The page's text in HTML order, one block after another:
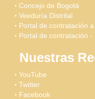
Concejo de Bogotá
Veeduría Distrital
Portal de contratación
Portal de contratación -
Nuestras
YouTube
Twitter
Facebook